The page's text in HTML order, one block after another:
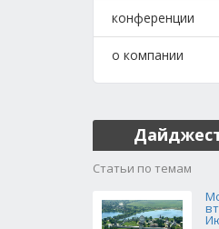
конференции
о компании
Статьи по темам